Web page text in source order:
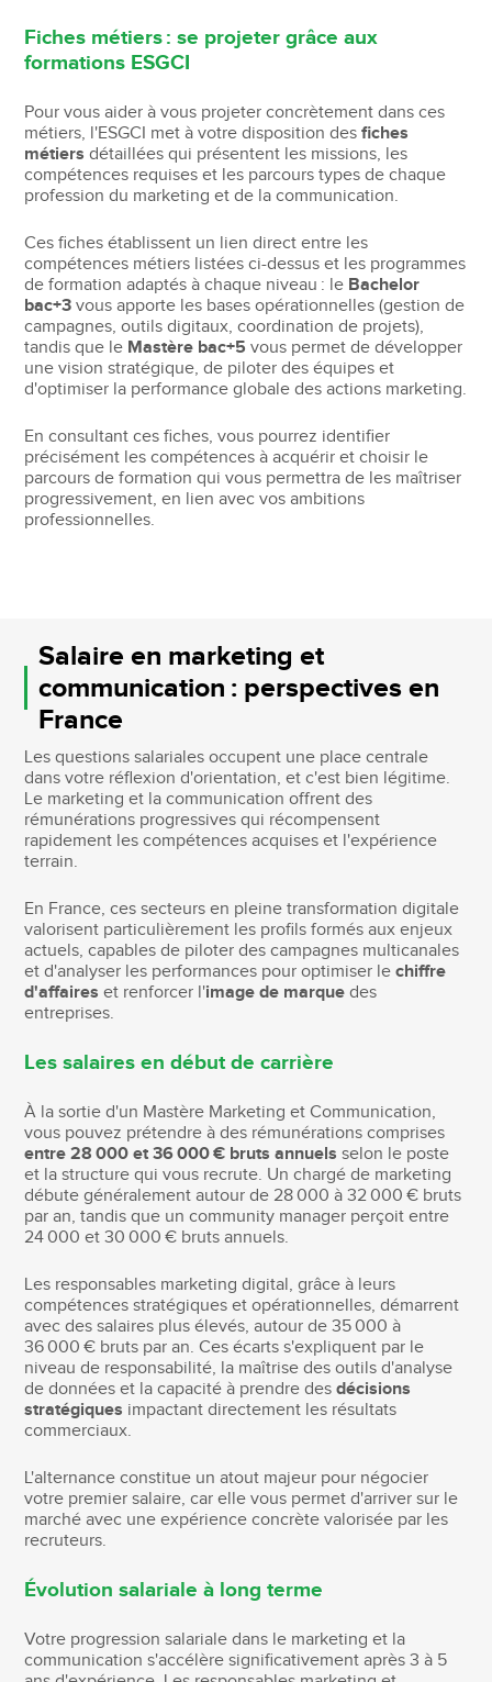
Fiches métiers : se projeter grâce aux
formations ESGCI
Pour vous aider à vous projeter concrètement dans ces
métiers, l'ESGCI met à votre disposition desfiches
métiers détaillées qui présentent les missions, les
compétences requises et les parcours types de chaque
profession du marketing et de la communication.
Ces fiches établissent un lien direct entre les
compétences métiers listées ci-dessus et les programmes
de formation adaptés à chaque niveau : le Bachelor
bac+3 vous apporte les bases opérationnelles (gestion de
campagnes, outils digitaux, coordination de projets),
tandis que le Mastère bac+5 vous permet de développer
une vision stratégique, de piloter des équipes et
d'optimiser la performance globale des actions marketing.
En consultant ces fiches, vous pourrez identifier
précisément les compétences à acquérir et choisir le
parcours de formation qui vous permettra de les maîtriser
progressivement, en lien avec vos ambitions
professionnelles.
Salaire en marketing et
communication : perspectives en
France
Les questions salariales occupent une place centrale
dans votre réflexion d'orientation, et c'est bien légitime.
Le marketing et la communication offrent des
rémunérations progressives qui récompensent
rapidement les compétences acquises et l'expérience
terrain.
En France, ces secteurs en pleine transformation digitale
valorisent particulièrement les profils formés aux enjeux
actuels, capables de piloter des campagnes multicanales
et d'analyser les performances pour optimiser lechiffre
d'affaires et renforcer l'image de marque des
entreprises.
Les salaires en début de carrière
À la sortie d'un Mastère Marketing et Communication,
vous pouvez prétendre à des rémunérations comprises
entre 28 000 et 36 000 € bruts annuels selon le poste
et la structure qui vous recrute. Un chargé de marketing
débute généralement autour de 28 000 à 32 000 € bruts
par an, tandis que un community manager perçoit entre
24 000 et 30 000 € bruts annuels.
Les responsables marketing digital, grâce à leurs
compétences stratégiques et opérationnelles, démarrent
avec des salaires plus élevés, autour de 35 000 à
36 000 € bruts par an. Ces écarts s'expliquent par le
niveau de responsabilité, la maîtrise des outils d'analyse
de données et la capacité à prendre desdécisions
stratégiques impactant directement les résultats
commerciaux.
L'alternance constitue un atout majeur pour négocier
votre premier salaire, car elle vous permet d'arriver sur le
marché avec une expérience concrète valorisée par les
recruteurs.
Évolution salariale à long terme
Votre progression salariale dans le marketing et la
communication s'accélère significativement après 3 à 5